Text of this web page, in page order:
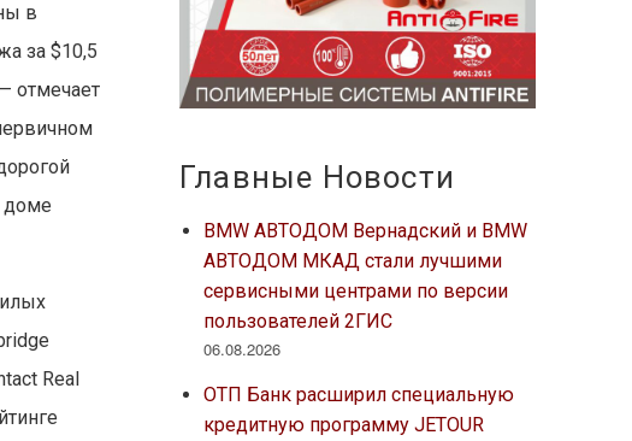
в
за $10,5
отмечает
доме
Real
Главные Новости
BMW АВТОДОМ Вернадский и BMW
АВТОДОМ МКАД стали лучшими
сервисными центрами по версии
пользователей 2ГИС
06.08.2026
ОТП Банк расширил специальную
кредитную программу JETOUR